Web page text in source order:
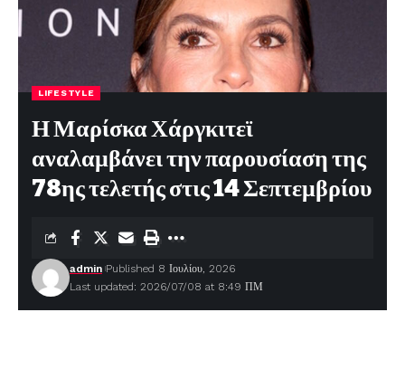
LIFESTYLE
Η Μαρίσκα Χάργκιτεϊ
αναλαμβάνει την παρουσίαση της
78ης τελετής στις 14 Σεπτεμβρίου
Last updated: 2026/07/08 at 8:49 ΠΜ
admin Published 8 Ιουλίου, 2026